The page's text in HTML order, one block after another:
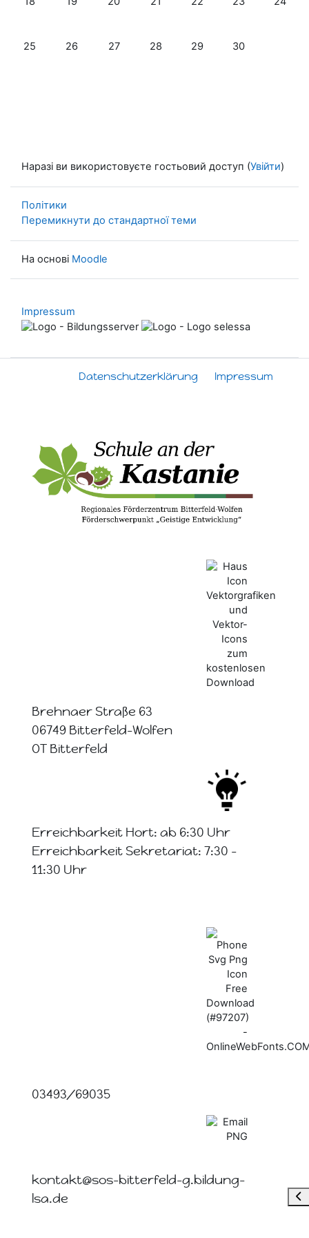
Немає подій, понеділок, 25 листопада
25 Немає подій, вівторок, 26 листопада
26 Немає подій, середа, 27 листопада
27 Немає подій, четвер, 28
28 Немає подій, пʼятниця,
29 Немає подій,
30
Наразі ви використовуєте гостьовий доступ (Увійти)
Політики
Перемикнути до стандартної теми
На основі Moodle
Impressum
Datenschutzerklärung Impressum
Brehnaer Straße 63
06749 Bitterfeld-Wolfen
OT Bitterfeld
Erreichbarkeit Hort: ab 6:30 Uhr
Erreichbarkeit Sekretariat: 7:30 -
11:30 Uhr
03493/69035
kontakt@sos-bitterfeld-g.bildung-
lsa.de